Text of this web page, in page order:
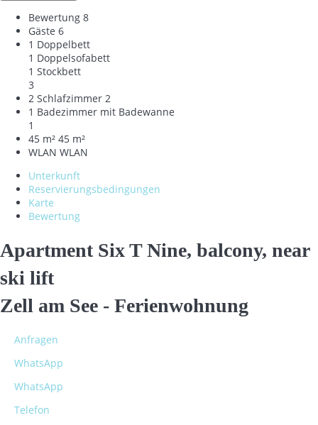
Bewertung 8
Gäste 6
1 Doppelbett
1 Doppelsofabett
1 Stockbett
3
2 Schlafzimmer 2
1 Badezimmer mit Badewanne
1
45 m² 45 m²
WLAN WLAN
Unterkunft
Reservierungsbedingungen
Karte
Bewertung
Apartment Six T Nine, balcony, near
ski lift
Zell am See - Ferienwohnung
Anfragen
WhatsApp
WhatsApp
Telefon